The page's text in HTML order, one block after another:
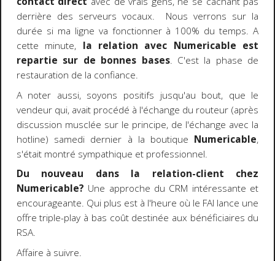
derrière des serveurs vocaux. Nous verrons sur la
durée si ma ligne va fonctionner à 100% du temps. A
cette minute, la relation avec Numericable est
repartie sur de bonnes bases. C'est la phase de
restauration de la confiance.
A noter aussi, soyons positifs jusqu'au bout, que le
vendeur qui, avait procédé à l'échange du routeur (après
discussion musclée sur le principe, de l'échange avec la
hotline) samedi dernier à la boutique Numericable,
s'était montré sympathique et professionnel.
Du nouveau dans la
relation-client chez
Numericable? Une approche du CRM intéressante et
encourageante. Qui plus est à l'heure où le FAI lance une
offre triple-play à bas coût destinée aux bénéficiaires du
RSA.
Affaire à suivre.